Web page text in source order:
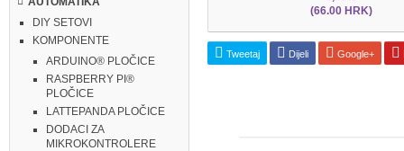
DIY SETOVI
KOMPONENTE
ARDUINO® PLOČICE
RASPBERRY PI®
PLOČICE
LATTEPANDA PLOČICE
DODACI ZA
MIKROKONTROLERE
(66.00 HRK)
Tweetaj Dijeli Google+